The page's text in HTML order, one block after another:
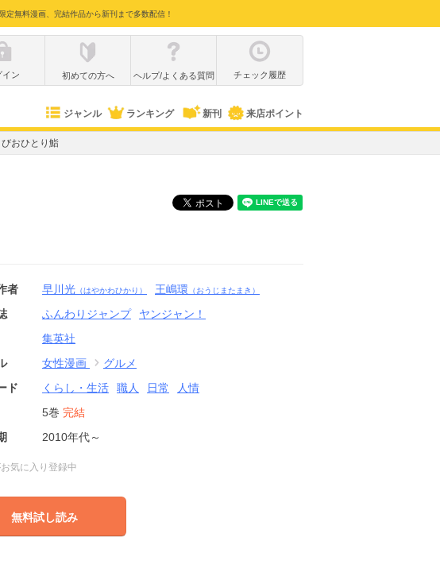
無料漫画、完結作品から新刊まで多数配信！
イン 初めての方へ ヘルプ/よくある質問 チェック履歴
ジャンル ランキング 新刊 来店ポイント
おひとり鮨
者 早川光 （はやかわひかり） 王嶋環 （おうじまたまき）
ふんわりジャンプ
ヤンジャン！
集英社
女性漫画
グルメ
ド
くらし・生活 職人 日常
人情
5巻 完結
2010年代～
気に入り登録中
無料試し読み